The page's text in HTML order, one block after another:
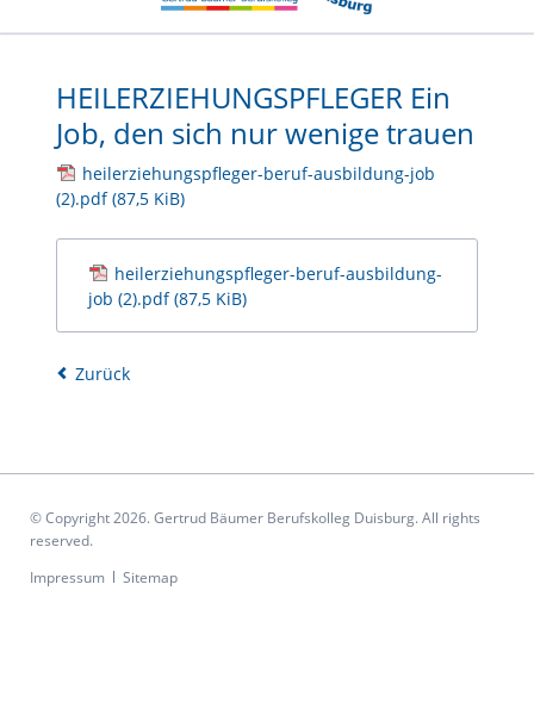
HEILERZIEHUNGSPFLEGER Ein
Job, den sich nur wenige trauen
heilerziehungspfleger-beruf-ausbildung-job
(2).pdf(87,5 KiB)
heilerziehungspfleger-beruf-ausbildung-
job (2).pdf(87,5 KiB)
Zurück
© Copyright 2026. Gertrud Bäumer Berufskolleg Duisburg. All rights
reserved.
Navigation
Impressum Sitemap